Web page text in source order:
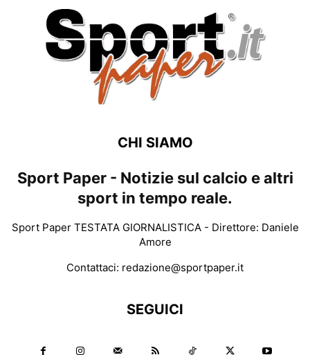
CHI SIAMO
Sport Paper - Notizie sul calcio e altri
sport in tempo reale.
Sport Paper TESTATA GIORNALISTICA - Direttore: Daniele
Amore
Contattaci: redazione@sportpaper.it
SEGUICI